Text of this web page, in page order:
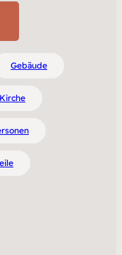
Gebäude
Kirche